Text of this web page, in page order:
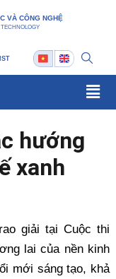
VÀ CÔNG NGHỆ
hướng
xanh
giải tại Cuộc thi
lai của nền kinh
mới sáng tạo, khả